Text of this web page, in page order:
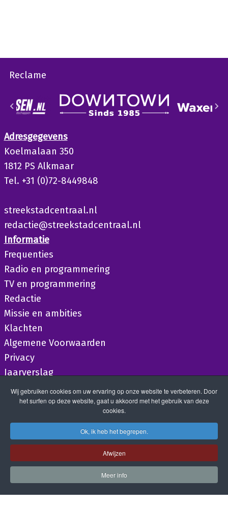
Reclame
Adresgegevens
Koelmalaan 350
1812 PS Alkmaar
Tel. +31 (0)72-8449848
streekstadcentraal.nl
redactie@streekstadcentraal.nl
Informatie
Frequenties
Radio en programmering
TV en programmering
Redactie
Missie en ambities
Klachten
Algemene Voorwaarden
Privacy
Jaarverslag
Wij gebruiken cookies om uw ervaring op onze website te verbeteren. Door
het surfen op deze website, gaat u akkoord met het gebruik van deze
cookies.
Ok, ik heb het begrepen.
Afwijzen
Meer info